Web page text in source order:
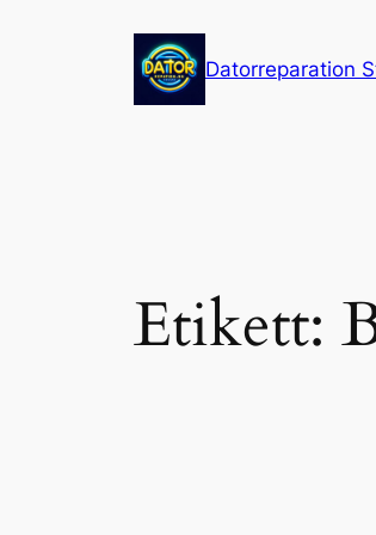
Datorreparation
Etikett: